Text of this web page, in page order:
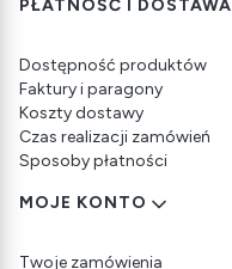
PŁATNOŚĆ I DOSTAWA
Dostępność produktów
Faktury i paragony
Koszty dostawy
Czas realizacji zamówień
Sposoby płatności
MOJE KONTO
Twoje zamówienia